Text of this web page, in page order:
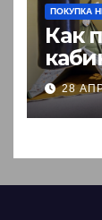
ПОКУПКА
Как
28